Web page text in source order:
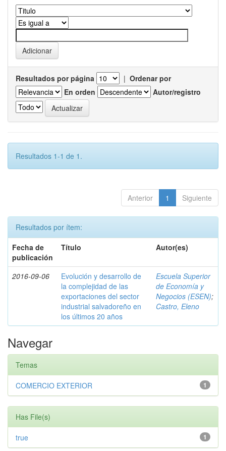
Resultados por página | Ordenar por
En orden
Autor/registro
Resultados 1-1 de 1.
Anterior 1 Siguiente
Resultados por ítem:
Fecha de
publicación
Título Autor(es)
2016-09-06
Evolución y desarrollo de
la complejidad de las
exportaciones del sector
industrial salvadoreño en
los últimos 20 años
Escuela Superior
de Economía y
Negocios (ESEN);
Castro, Eleno
Navegar
Temas
1
COMERCIO EXTERIOR
Has File(s)
1
true